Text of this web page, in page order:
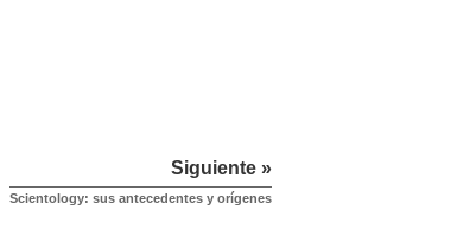
Siguiente »
Scientology: sus antecedentes y orígenes